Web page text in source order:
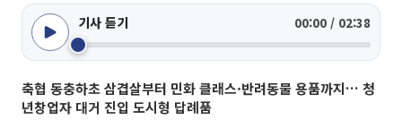
기사 듣기 00:00 / 02:38
축협 동충하초 삼겹살부터 민화 클래스·반려동물 용품까지… 청
년창업자 대거 진입 도시형 답례품